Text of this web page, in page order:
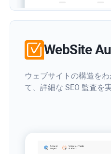
WebSite
ウェブサイトの構造を
て、詳細な SEO 監査を